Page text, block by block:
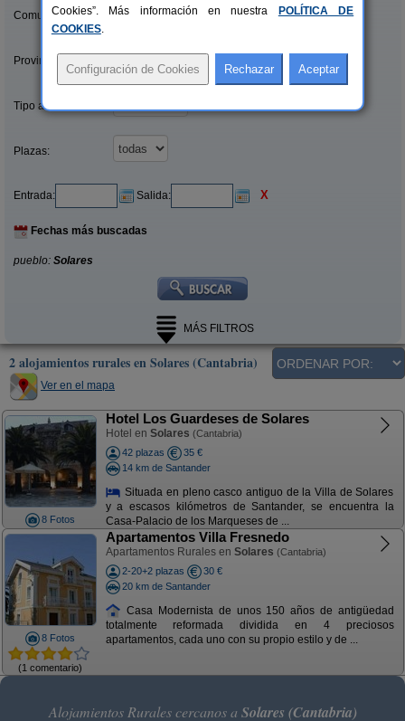
Comunidades:
Provincias/Islas:
Tipo alquiler:
Plazas:
Entrada: Salida: X
Fechas más buscadas
pueblo: Solares
MÁS FILTROS
2 alojamientos rurales en Solares (Cantabria)
Ver en el mapa
8 Fotos
Hotel Los Guardeses de Solares
Hotel en Solares (Cantabria)
42 plazas
35 €
14 km de Santander
Situada en pleno casco antiguo de la Villa de Solares
y a escasos kilómetros de Santander, se encuentra la
Casa-Palacio de los Marqueses de ...
8 Fotos
(1 comentario)
Apartamentos Villa Fresnedo
Apartamentos Rurales en Solares (Cantabria)
2-20+2 plazas
30 €
20 km de Santander
Casa Modernista de unos 150 años de antigüedad
totalmente reformada dividida en 4 preciosos
apartamentos, cada uno con su propio estilo y de ...
Alojamientos Rurales cercanos a Solares (Cantabria)
Cookies”. Más información en nuestra
POLÍTICA DE
COOKIES.